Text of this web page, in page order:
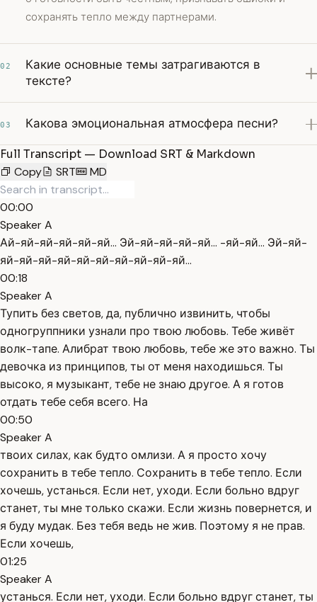
сохранять тепло между партнерами.
02
Какие основные темы затрагиваются в
тексте?
03 Какова эмоциональная атмосфера песни?
Full Transcript — Download SRT & Markdown
Copy
SRT MD
00:00
Speaker A
Ай-яй-яй-яй-яй-яй... Эй-яй-яй-яй-яй... -яй-яй... Эй-яй-
яй-яй-яй-яй-яй-яй-яй-яй-яй-яй...
00:18
Speaker A
Тупить без светов, да, публично извинить, чтобы
одногруппники узнали про твою любовь. Тебе живёт
волк-тапе. Алибрат твою любовь, тебе же это важно. Ты
девочка из принципов, ты от меня находишься. Ты
высоко, я музыкант, тебе не знаю другое. А я готов
отдать тебе себя всего. На
00:50
Speaker A
твоих силах, как будто омлизи. А я просто хочу
сохранить в тебе тепло. Сохранить в тебе тепло. Если
хочешь, устанься. Если нет, уходи. Если больно вдруг
станет, ты мне только скажи. Если жизнь повернется, и
я буду мудак. Без тебя ведь не жив. Поэтому я не прав.
Если хочешь,
01:25
Speaker A
устанься. Если нет, уходи. Если больно вдруг станет, ты